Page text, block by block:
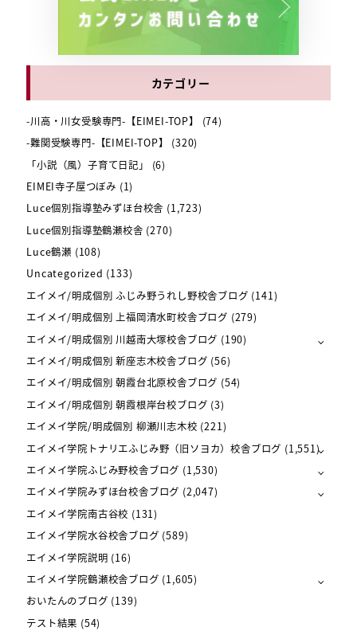
カテゴリー
-川高・川女受験専門-【EIMEI-TOP】
(74)
-難関受験専門-【EIMEI-TOP】
(320)
「小説（風）子育て日記」
(6)
EIMEI寺子屋つぼみ (1)
Luce個別指導塾みずほ台校舎 (1,723)
Luce個別指導塾鶴瀬校舎 (270)
Luce鶴瀬 (108)
Uncategorized (133)
エイメイ/明成個別 ふじみ野うれし野校舎ブログ (141)
エイメイ/明成個別 上福岡清水町校舎ブログ (279)
エイメイ/明成個別 川越南大塚校舎ブログ (190)
エイメイ/明成個別 新座志木校舎ブログ (56)
エイメイ/明成個別 朝霞台北原校舎ブログ (54)
エイメイ/明成個別 朝霞根岸台校ブログ (3)
エイメイ学院/明成個別 柳瀬川志木校 (221)
エイメイ学院トナリエふじみ野（旧ソヨカ）校舎ブログ (1,551)
エイメイ学院ふじみ野校舎ブログ (1,530)
エイメイ学院みずほ台校舎ブログ (2,047)
エイメイ学院南古谷校 (131)
エイメイ学院水谷校舎ブログ (589)
エイメイ学院説明 (16)
エイメイ学院鶴瀬校舎ブログ (1,605)
おいたんのブログ (139)
テスト結果 (54)